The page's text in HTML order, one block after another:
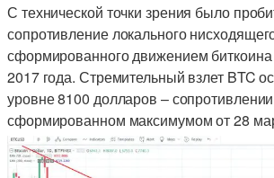
С технической точки зрения было
сопротивление локального
сформированного движением
2017 года. Стремительный взлет BTC
уровне 8100 долларов –
сформированном максимумом от 28